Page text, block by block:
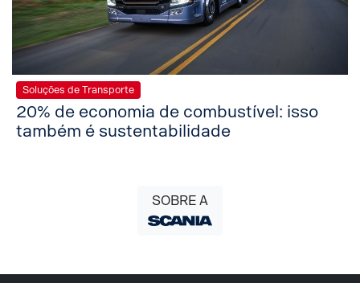
Soluções de Transporte
20% de economia de combustível: isso
também é sustentabilidade
SOBRE A